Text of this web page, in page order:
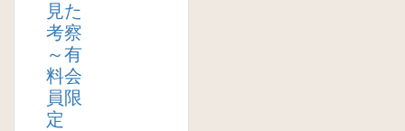
見た
考察
～有
料会
員限
定